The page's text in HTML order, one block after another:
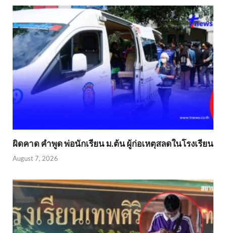
ผิดคาด คำพูด พ่อนักเรียน ม.ต้น ผู้ก่อเหตุสลดในโรงเรียน
August 7, 2026